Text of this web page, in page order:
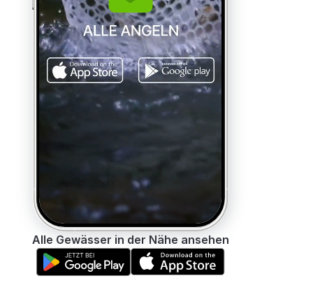
Alle Gewässer in der Nähe ansehen